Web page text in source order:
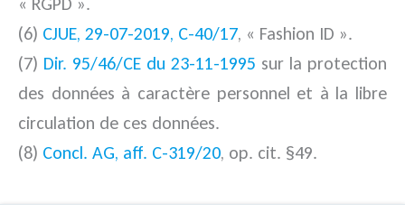
(6) CJUE, 29-07-2019, C-40/17, « Fashion ID ».
(7) Dir. 95/46/CE du 23-11-1995 sur la protection
des données à caractère personnel et à la libre
circulation de ces données.
(8) Concl. AG, aff. C-319/20, op. cit. §49.